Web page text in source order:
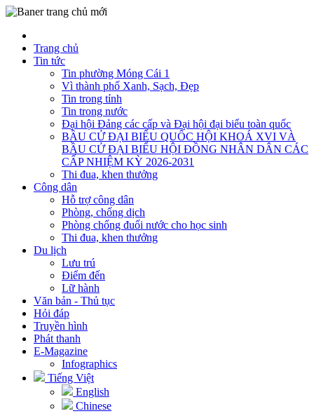
Trang chủ
Tin tức
Tin phường Móng Cái 1
Vì thành phố Xanh, Sạch, Đẹp
Tin trong tỉnh
Tin trong nước
Đại hội Đảng các cấp và Đại hội đại biểu toàn quốc
BẦU CỬ ĐẠI BIỂU QUỐC HỘI KHOÁ XVI VÀ
BẦU CỬ ĐẠI BIỂU HỘI ĐỒNG NHÂN DÂN CÁC
CẤP NHIỆM KỲ 2026-2031
Thi đua, khen thưởng
Công dân
Hỗ trợ công dân
Phòng, chống dịch
Phòng chống đuối nước cho học sinh
Thi đua, khen thưởng
Du lịch
Lưu trú
Điểm đến
Lữ hành
Văn bản - Thủ tục
Hỏi đáp
Truyền hình
Phát thanh
E-Magazine
Infographics
Tiếng Việt
English
Chinese